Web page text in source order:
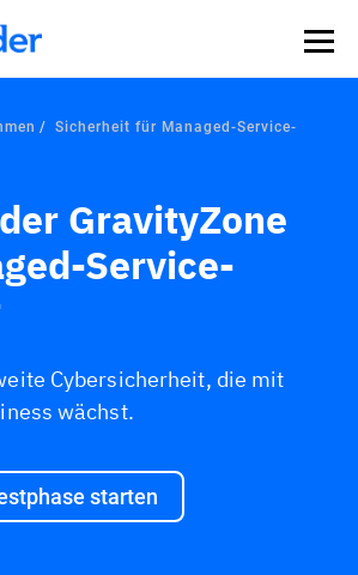
Sicherheit für Managed-Service-
GravityZone
Service-
Cybersicherheit, die mit
wächst.
starten